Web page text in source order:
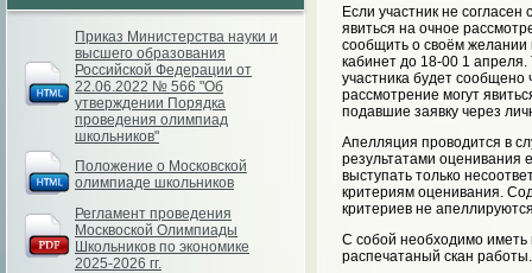
Приказ Министерства науки и
высшего образования
Российской Федерации от
22.06.2022 № 566 "Об
утверждении Порядка
проведения олимпиад
школьников"
Положение о Московской
олимпиаде школьников
Регламент проведения
Москвоской Олимпиады
Школьников по экономике
2025-2026 гг.
Если участник не
явиться на очное
сообщить о своём
кабинет до 18-00 1
участника будет
рассмотрение могут
подавшие заявку через
Апелляция проводится в
результатами оценивания
выступать только
критериям оценивания.
критериев не
С собой необходимо иметь
распечатаный скан работы.